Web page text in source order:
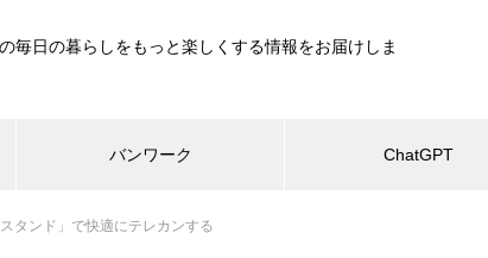
毎日の暮らしをもっと楽しくする情報をお届けしま
バンワーク ChatGPT
タンド」で快適にテレカンする